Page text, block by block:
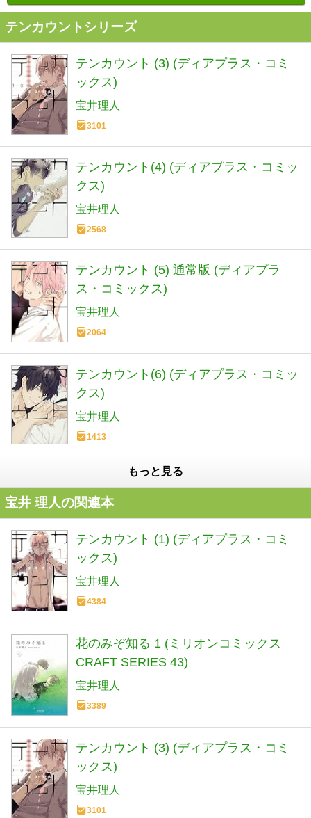
テンカウントシリーズ
テンカウント (3) (ディアプラス・コミ
ックス)
宝井理人
3101
テンカウント(4) (ディアプラス・コミッ
クス)
宝井理人
2568
テンカウント (5) 通常版 (ディアプラ
ス・コミックス)
宝井理人
2064
テンカウント(6) (ディアプラス・コミッ
クス)
宝井理人
1413
もっと見る
宝井 理人の関連本
テンカウント (1) (ディアプラス・コミ
ックス)
宝井理人
4384
花のみぞ知る 1 (ミリオンコミックス
CRAFT SERIES 43)
宝井理人
3389
テンカウント (3) (ディアプラス・コミ
ックス)
宝井理人
3101